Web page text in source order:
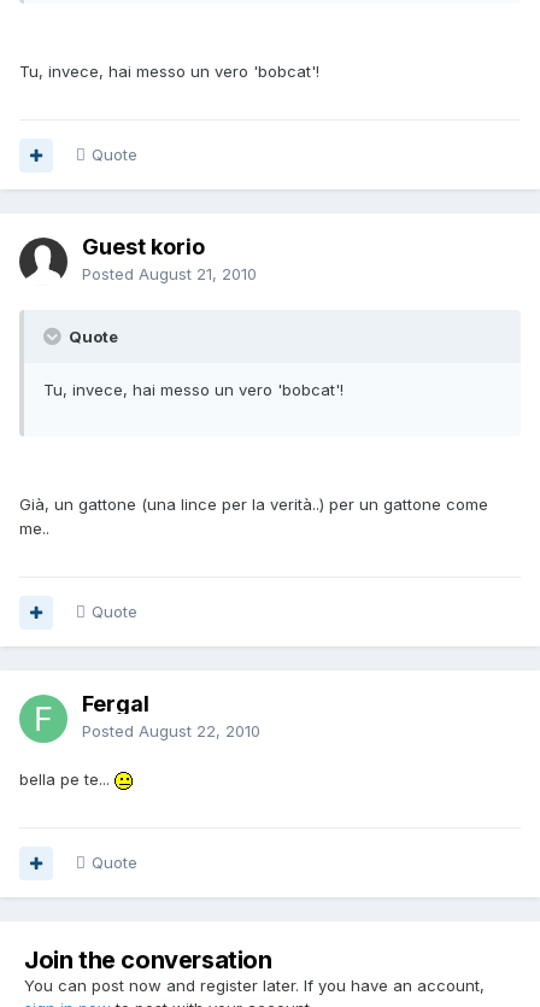
Tu, invece, hai messo un vero 'bobcat'!
Quote
Guest korio
Posted August 21, 2010
Quote
Tu, invece, hai messo un vero 'bobcat'!
Già, un gattone (una lince per la verità..) per un gattone come
me..
Quote
Fergal
Posted August 22, 2010
bella pe te...
Quote
Join the conversation
You can post now and register later. If you have an account,